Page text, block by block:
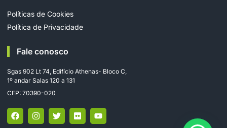
Políticas de Cookies
Política de Privacidade
Fale conosco
Sgas 902 Lt 74, Edifício Athenas- Bloco C,
1º andar Salas 120 a 131
CEP: 70390-020